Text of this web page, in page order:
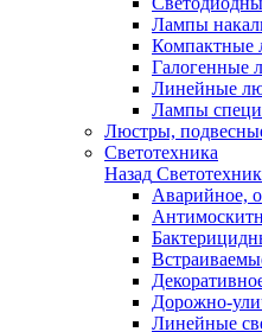
Лампы
Компактные
Галогенные
Линейные
Лампы
Люстры,
Светотехника
Назад
Аварийное,
Дорожно-
Линейные